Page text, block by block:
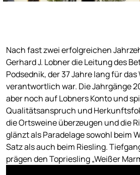
Nach fast zwei erfolgreichen
Gerhard J. Lobner die Leitung des
Podsednik, der 37 Jahre lang für
verantwortlich war. Die Jahrgänge
aber noch auf Lobners Konto und
Qualitätsanspruch und
die Ortsweine überzeugen und die
glänzt als Paradelage sowohl beim
Satz als auch beim Riesling.
prägen den Topriesling „Weißer